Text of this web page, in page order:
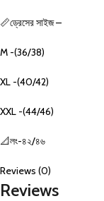
📏ড্রেসের সাইজ –
M -(36/38)
‎XL -(40/42)
‎XXL -(44/46)
📐লং-৪২/৪৬
Reviews (0)
Reviews